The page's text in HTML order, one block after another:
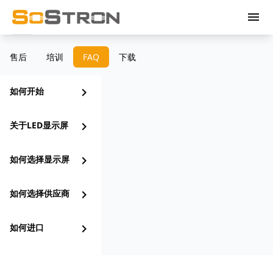
menu
售后 培训 FAQ 下载
如何开始 chevron_right
关于LED显示屏 chevron_right
如何选择显示屏 chevron_right
如何选择供应商 chevron_right
如何进口 chevron_right